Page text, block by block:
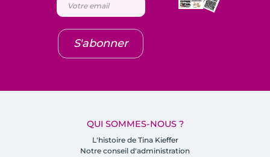
QUI SOMMES-NOUS ?
L'histoire de Tina Kieffer
Notre conseil d'administration
S'abonner